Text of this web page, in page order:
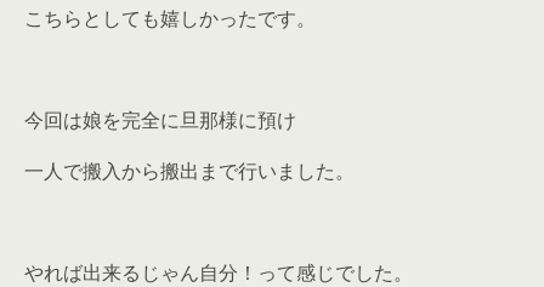
こちらとしても嬉しかったです。
今回は娘を完全に旦那様に預け
一人で搬入から搬出まで行いました。
やれば出来るじゃん自分！って感じでした。